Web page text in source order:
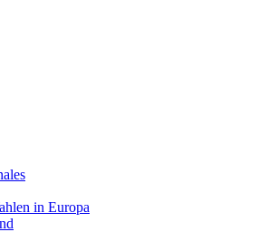
in Europa